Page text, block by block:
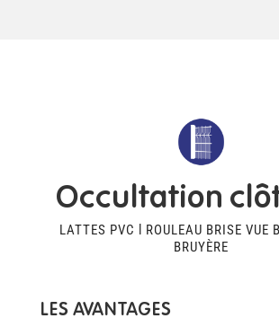
Occultation
LATTES PVC l ROULEAU BRISE VUE
BRUYÈRE
LES AVANTAGES